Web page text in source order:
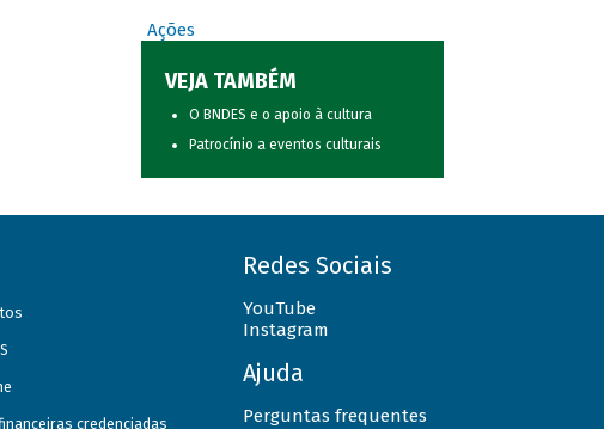
Ações
VEJA TAMBÉM
O BNDES e o apoio à cultura
Patrocínio a eventos culturais
credenciadas
Redes Sociais
YouTube
Instagram
Ajuda
Perguntas frequentes